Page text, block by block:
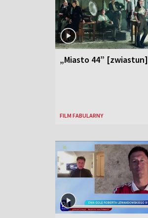
„Miasto 44” [zwiastun]
FILM FABULARNY